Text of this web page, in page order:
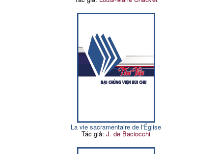
La vie sacramentaire de l'Église
Tác giả:J. de Baciocchi